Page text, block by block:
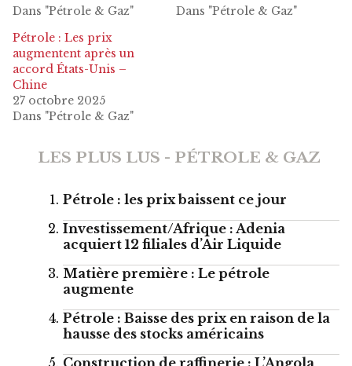
Dans "Pétrole & Gaz"
Dans "Pétrole & Gaz"
Pétrole : Les prix
augmentent après un
accord États-Unis –
Chine
27 octobre 2025
Dans "Pétrole & Gaz"
LES PLUS LUS - PÉTROLE & GAZ
Pétrole : les prix baissent ce jour
Investissement/Afrique : Adenia
acquiert 12 filiales d’Air Liquide
Matière première : Le pétrole
augmente
Pétrole : Baisse des prix en raison de la
hausse des stocks américains
Construction de raffinerie : L’Angola